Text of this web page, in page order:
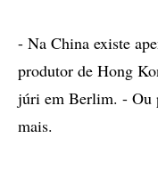
- Na China existe
produtor de Hong
júri em Berlim. - Ou
mais.